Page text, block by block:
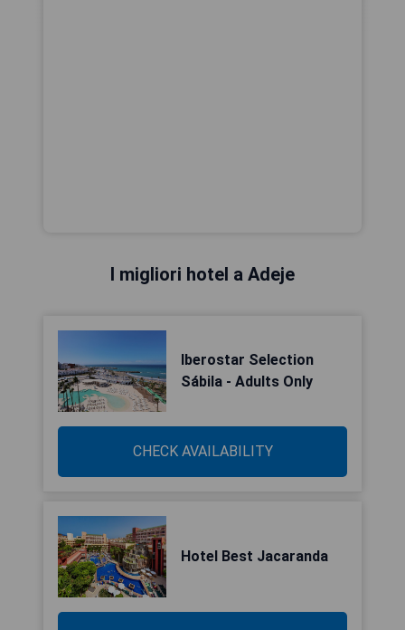
I migliori hotel a Adeje
Iberostar Selection
Sábila - Adults Only
CHECK AVAILABILITY
Hotel Best Jacaranda